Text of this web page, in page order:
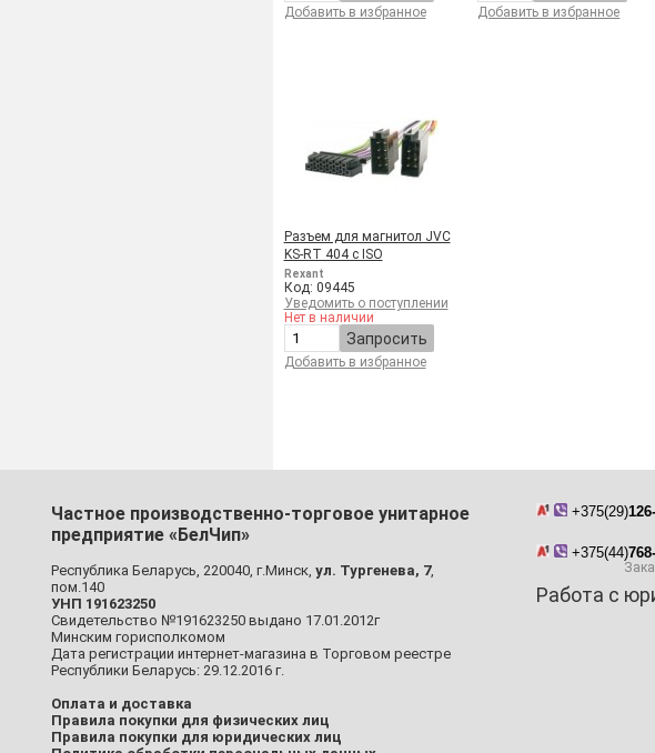
Добавить в избранное Добавить в избранное
Разъем для магнитол JVC
KS-RT 404 c ISO
Rexant
Код: 09445
Уведомить о поступлении
Нет в наличии
Запросить
Добавить в избранное
Частное производственно-торговое унитарное
предприятие «БелЧип»
Республика Беларусь, 220040, г.Минск, ул. Тургенева, 7,
пом.140
УНП 191623250
Свидетельство №191623250 выдано 17.01.2012г
Минским горисполкомом
Дата регистрации интернет-магазина в Торговом реестре
Республики Беларусь: 29.12.2016 г.
Оплата и доставка
Правила покупки для физических лиц
Правила покупки для юридических лиц
+375(29)
+375(44)
Работа с